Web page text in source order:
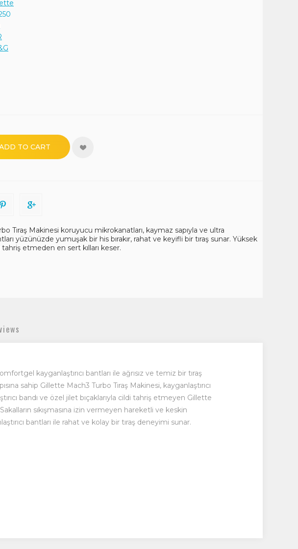
Tıraş Makinesi koruyucu mikrokanatları, kaymaz sapıyla ve ultra
yüzünüzde yumuşak bir his bırakır, rahat ve keyifli bir tıraş sunar. Yüksek
tahriş etmeden en sert kılları keser.
kayganlaştırıcı bantları ile ağrısız ve temiz bir tıraş
sahip Gillette Mach3 Turbo Tıraş Makinesi, kayganlaştırıcı
bandı ve özel jilet bıçaklarıyla cildi tahriş etmeyen Gillette
sıkışmasına izin vermeyen hareketli ve keskin
bantları ile rahat ve kolay bir tıraş deneyimi sunar.